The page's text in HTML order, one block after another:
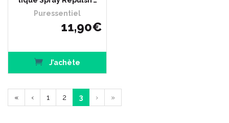
Puressentiel
11,90€
J’achète
« ‹ 1 2 3 › »